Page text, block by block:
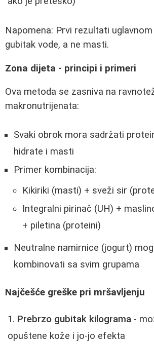
Napomena: Prvi rezultati
gubitak vode, a ne masti.
Zona dijeta - principi i primeri
Ova metoda se zasniva na
makronutrijenata:
Svaki obrok mora sadržati
hidrate i masti
Primer kombinacija:
Kikiriki (masti) + sveži sir
Integralni pirinač (UH) +
+ piletina (proteini)
Neutralne namirnice (jogurt)
kombinovati sa svim grupama
Najčešće greške pri mršavljenju
Prebrzo gubitak kilograma -
opuštene kože i jo-jo efekta